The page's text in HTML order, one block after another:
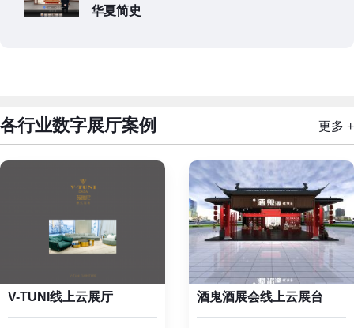
华夏简史
各行业数字展厅案例 更多 +
V-TUNI线上云展厅 酒鬼酒展会线上云展台